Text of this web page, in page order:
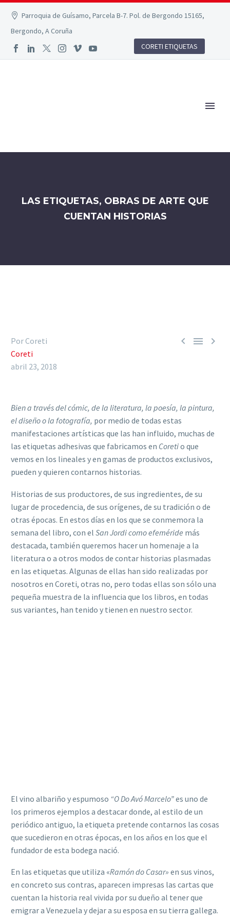
Parroquia de Guísamo, Parcela B-7. Pol. de Bergondo 15165,
Bergondo, A Coruña
CORETI ETIQUETAS
LAS ETIQUETAS, OBRAS DE ARTE QUE
CUENTAN HISTORIAS
  
Por Coreti
Coreti
abril 23, 2018
Bien a través del cómic, de la literatura, la poesía, la pintura,
el diseño o la fotografía, por medio de todas estas
manifestaciones artísticas que las han influido, muchas de
las etiquetas adhesivas que fabricamos en Coretio que
vemos en los lineales y en gamas de productos exclusivos,
pueden y quieren contarnos historias.
Historias de sus productores, de sus ingredientes, de su
lugar de procedencia, de sus orígenes, de su tradición o de
otras épocas. En estos días en los que se conmemora la
semana del libro, con el San Jordi como efeméride más
destacada, también queremos hacer un homenaje a la
literatura o a otros modos de contar historias plasmadas
en las etiquetas. Algunas de ellas han sido realizadas por
nosotros en Coreti, otras no, pero todas ellas son sólo una
pequeña muestra de la influencia que los libros, en todas
sus variantes, han tenido y tienen en nuestro sector.
El vino albariño y espumoso “O Do Avó Marcelo”es uno de
los primeros ejemplos a destacar donde, al estilo de un
periódico antiguo, la etiqueta pretende contarnos las cosas
que sucedieron en otras épocas, en los años en los que el
fundador de esta bodega nació.
En las etiquetas que utiliza «Ramón do Casar» en sus vinos,
en concreto sus contras, aparecen impresas las cartas que
cuentan la historia real vivida por su dueño al tener que
emigrar a Venezuela y dejar a su esposa en su tierra gallega.